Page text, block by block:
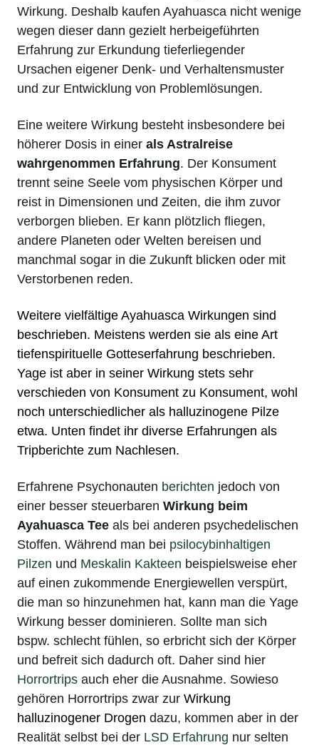
Wirkung. Deshalb kaufen Ayahuasca nicht wenige
wegen dieser dann gezielt herbeigeführten
Erfahrung zur Erkundung tieferliegender
Ursachen eigener Denk- und Verhaltensmuster
und zur Entwicklung von Problemlösungen.
Eine weitere Wirkung besteht insbesondere bei
höherer Dosis in einer als Astralreise
wahrgenommen Erfahrung. Der Konsument
trennt seine Seele vom physischen Körper und
reist in Dimensionen und Zeiten, die ihm zuvor
verborgen blieben. Er kann plötzlich fliegen,
andere Planeten oder Welten bereisen und
manchmal sogar in die Zukunft blicken oder mit
Verstorbenen reden.
Weitere vielfältige Ayahuasca Wirkungen sind
beschrieben. Meistens werden sie als eine Art
tiefenspirituelle Gotteserfahrung beschrieben.
Yage ist aber in seiner Wirkung stets sehr
verschieden von Konsument zu Konsument, wohl
noch unterschiedlicher als halluzinogene Pilze
etwa. Unten findet ihr diverse Erfahrungen als
Tripberichte zum Nachlesen.
Erfahrene Psychonauten berichten jedoch von
einer besser steuerbaren Wirkung beim
Ayahuasca Tee als bei anderen psychedelischen
Stoffen. Während man bei psilocybinhaltigen
Pilzen und Meskalin Kakteen beispielsweise eher
auf einen zukommende Energiewellen verspürt,
die man so hinzunehmen hat, kann man die Yage
Wirkung besser dominieren. Sollte man sich
bspw. schlecht fühlen, so erbricht sich der Körper
und befreit sich dadurch oft. Daher sind hier
Horrortrips auch eher die Ausnahme. Sowieso
gehören Horrortrips zwar zur Wirkung
halluzinogener Drogen dazu, kommen aber in der
Realität selbst bei der LSD Erfahrung nur selten